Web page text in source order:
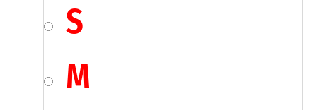
S
M